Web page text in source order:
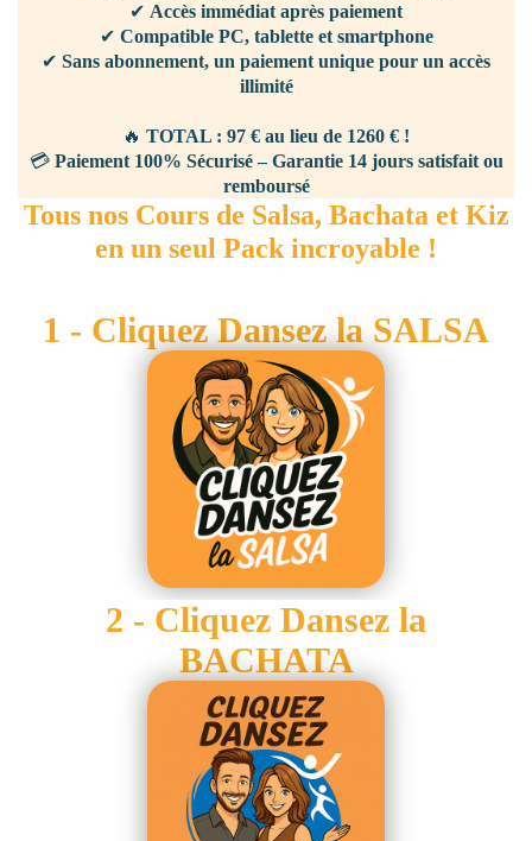
✔ Accès immédiat après paiement
✔ Compatible PC, tablette et smartphone
✔ Sans abonnement, un paiement unique pour un accès
illimité
🔥 TOTAL : 97 € au lieu de 1260 € !
💳 Paiement 100% Sécurisé – Garantie 14 jours satisfait ou
remboursé
Tous nos Cours de Salsa, Bachata et Kiz
en un seul Pack incroyable !
1 - Cliquez Dansez la SALSA
2 - Cliquez Dansez la
BACHATA